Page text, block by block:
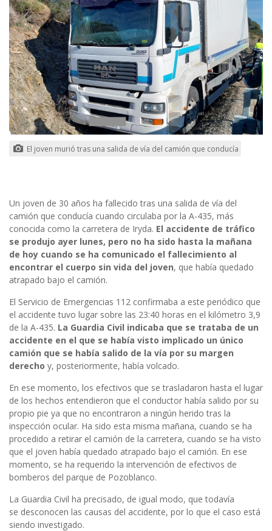
El joven murió tras una salida de vía del camión que conducía
Un joven de 30 años ha fallecido tras una salida de vía del
camión que conducía cuando circulaba por la A-435, más
conocida como la carretera de Iryda. El accidente de tráfico
se produjo ayer lunes, pero no ha sido hasta la mañana
de hoy cuando se ha comunicado el fallecimiento al
encontrar el cuerpo sin vida del joven, que había quedado
atrapado bajo el camión.
El Servicio de Emergencias 112 confirmaba a este periódico que
el accidente tuvo lugar sobre las 23:40 horas en el kilómetro 3,9
de la A-435. La Guardia Civil indicaba que se trataba de un
accidente en el que se había visto implicado un único
camión que se había salido de la vía por su margen
derecho y, posteriormente, había volcado.
En ese momento, los efectivos que se trasladaron hasta el lugar
de los hechos entendieron que el conductor había salido por su
propio pie ya que no encontraron a ningún herido tras la
inspección ocular. Ha sido esta misma mañana, cuando se ha
procedido a retirar el camión de la carretera, cuando se ha visto
que el joven había quedado atrapado bajo el camión. En ese
momento, se ha requerido la intervención de efectivos de
bomberos del parque de Pozoblanco.
La Guardia Civil ha precisado, de igual modo, que todavía
se desconocen las causas del accidente, por lo que el caso está
siendo investigado.